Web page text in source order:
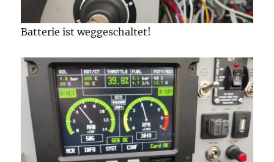
Batterie ist weggeschaltet!